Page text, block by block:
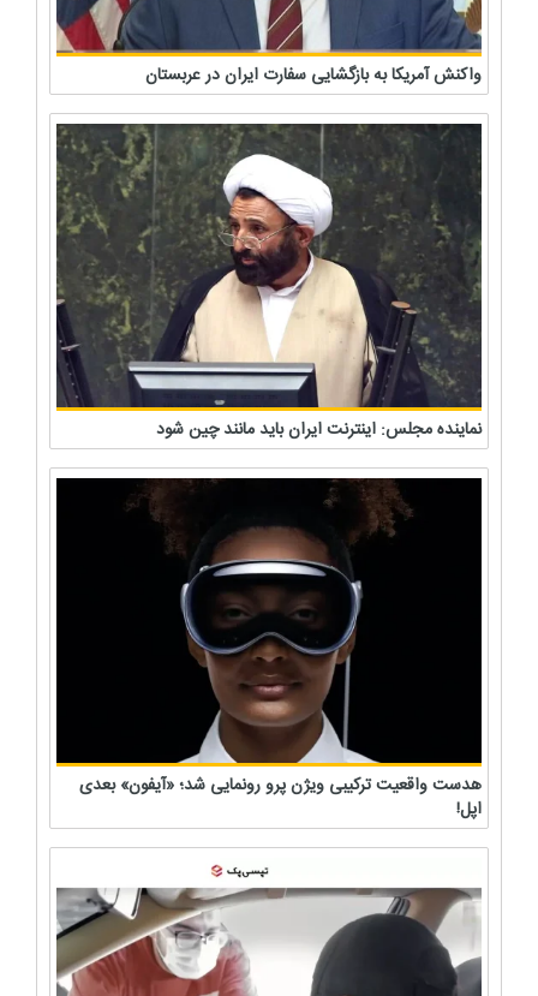
واکنش آمریکا به بازگشایی سفارت ایران در عربستان
نماینده مجلس: اینترنت ایران باید مانند چین شود
هدست واقعیت ترکیبی ویژن پرو رونمایی شد؛ «آیفون» بعدی
اپل!